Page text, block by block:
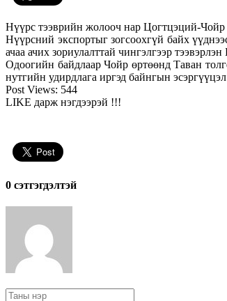
Нүүрс тээврийн жолооч нар Цогтцэций-Чойр
Нүүрсний экспортыг зогсоохгүй байх
ачаа ачих зориулалттай чингэлгээр
Одоогийн байдлаар Чойр өртөөнд Таван
нутгийн удирдлага иргэд байнгын
Post Views: 544
LIKE дарж нэгдээрэй !!!
0 cэтгэгдэлтэй